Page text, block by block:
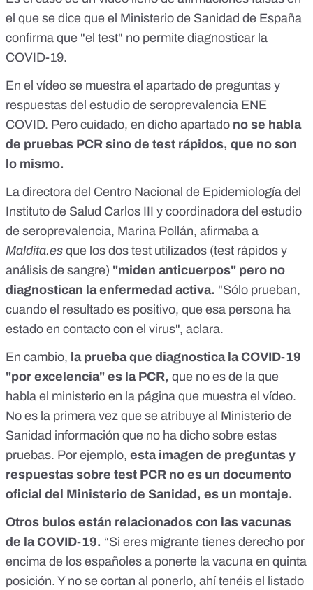
el que se dice que el Ministerio de Sanidad de España
confirma que "el test" no permite diagnosticar la
COVID-19.
En el vídeo se muestra el apartado de preguntas y
respuestas del estudio de seroprevalencia ENE
COVID. Pero cuidado, en dicho apartado no se habla
de pruebas PCR sino de test rápidos, que no son
lo mismo.
La directora del Centro Nacional de Epidemiología del
Instituto de Salud Carlos III y coordinadora del estudio
de seroprevalencia, Marina Pollán, afirmaba a
Maldita.es que los dos test utilizados (test rápidos y
análisis de sangre) "miden anticuerpos" pero no
diagnostican la enfermedad activa. "Sólo prueban,
cuando el resultado es positivo, que esa persona ha
estado en contacto con el virus", aclara.
En cambio, la prueba que diagnostica la COVID-19
"por excelencia" es la PCR, que no es de la que
habla el ministerio en la página que muestra el vídeo.
No es la primera vez que se atribuye al Ministerio de
Sanidad información que no ha dicho sobre estas
pruebas. Por ejemplo, esta imagen de preguntas y
respuestas sobre test PCR no es un documento
oficial del Ministerio de Sanidad, es un montaje.
Otros bulos están relacionados con las vacunas
de la COVID-19. “Si eres migrante tienes derecho por
encima de los españoles a ponerte la vacuna en quinta
posición. Y no se cortan al ponerlo, ahí tenéis el listado